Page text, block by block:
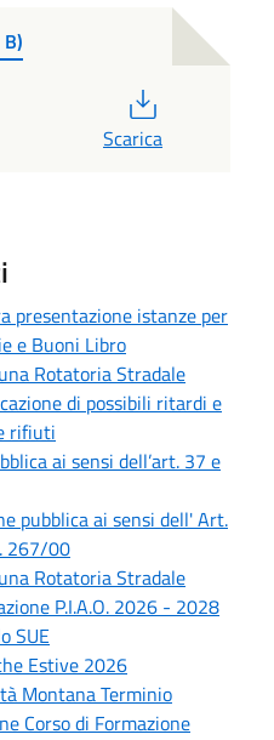
Scarica
presentazione istanze per
e Buoni Libro
Rotatoria Stradale
di possibili ritardi e
rifiuti
ai sensi dell’art. 37 e
pubblica ai sensi dell' Art.
267/00
Rotatoria Stradale
P.I.A.O. 2026 - 2028
SUE
Estive 2026
Montana Terminio
Corso di Formazione